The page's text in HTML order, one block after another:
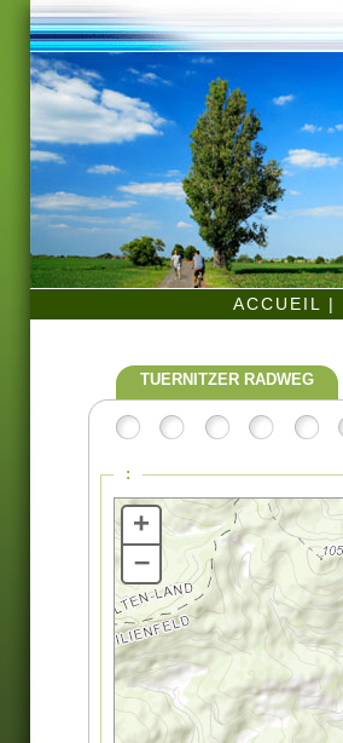
ACCUEIL |
TUERNITZER RADWEG
:
+
–